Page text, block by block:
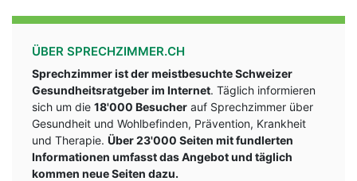
ÜBER SPRECHZIMMER.CH
Sprechzimmer ist der meistbesuchte Schweizer
Gesundheitsratgeber im Internet. Täglich informieren
sich um die 18'000 Besucher auf Sprechzimmer über
Gesundheit und Wohlbefinden, Prävention, Krankheit
und Therapie. Über 23'000 Seiten mit fundlerten
Informationen umfasst das Angebot und täglich
kommen neue Seiten dazu.